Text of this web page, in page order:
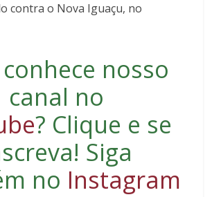
contra o Nova Iguaçu, no
nosso
canal no
? Clique e se
! Siga
no Instagram